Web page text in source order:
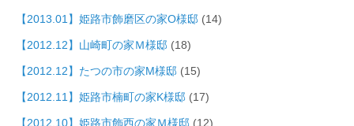
【2013.01】姫路市飾磨区の家O様邸 (14)
【2012.12】山崎町の家Ｍ様邸 (18)
【2012.12】たつの市の家M様邸 (15)
【2012.11】姫路市楠町の家K様邸 (17)
【2012.10】姫路市飾西の家Ｍ様邸 (12)